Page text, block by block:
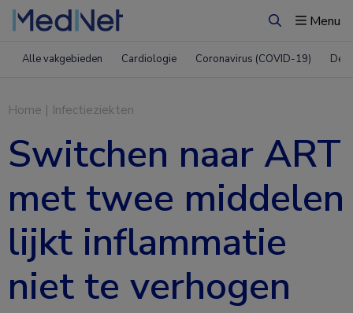
ZoekenMenu
Alle vakgebieden Cardiologie Coronavirus (COVID-19)
Home | Infectieziekten
Switchen naar ART
met twee middelen
lijkt inflammatie
niet te verhogen